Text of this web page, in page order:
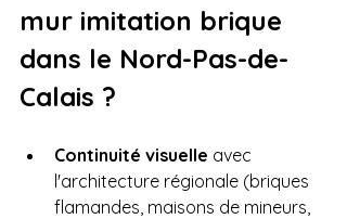
mur imitation brique
dans le Nord-Pas-de-
Calais ?
Continuité visuelle avec
l'architecture régionale (briques
flamandes, maisons de mineurs,